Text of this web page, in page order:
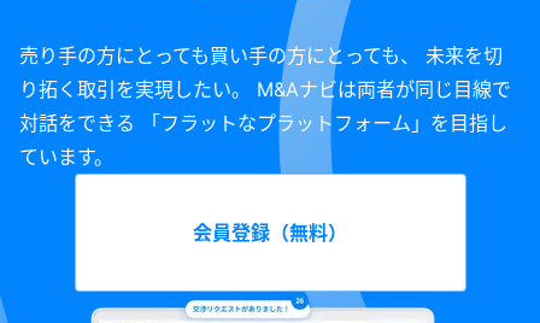
売り手の方にとっても買い手の方にとっても、 未来を切
り拓く取引を実現したい。 M&Aナビは両者が同じ目線で
対話をできる 「フラットなプラットフォーム」を目指し
ています。
会員登録（無料）